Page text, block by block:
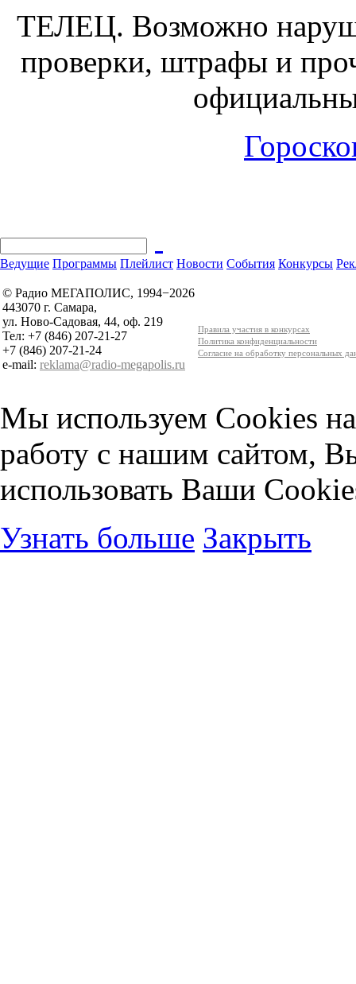
ТЕЛЕЦ. Возможно
проверки, штрафы и
Ведущие Программы Плейлист Новости События Конкурсы
© Радио МЕГАПОЛИС, 1994−2026
443070 г. Самара,
ул. Ново-Садовая, 44, оф. 219
Тел: +7 (846) 207-21-27
+7 (846) 207-21-24
e-mail: reklama@radio-megapolis.ru
Правила участия в конкурсах
Политика конфиденциальности
Согласие на обработку персональных
Мы используем Cookies
работу с нашим сайтом,
использовать Ваши
Узнать больше Закрыть